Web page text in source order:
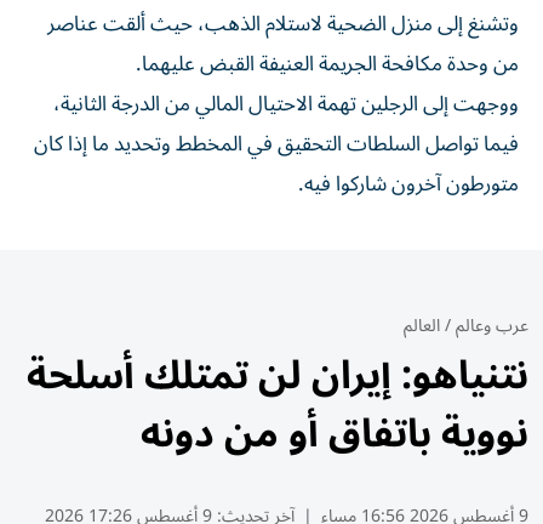
وتشنغ إلى منزل الضحية لاستلام الذهب، حيث ألقت عناصر
من وحدة مكافحة الجريمة العنيفة القبض عليهما.
ووجهت إلى الرجلين تهمة الاحتيال المالي من الدرجة الثانية،
فيما تواصل السلطات التحقيق في المخطط وتحديد ما إذا كان
متورطون آخرون شاركوا فيه.
عرب وعالم/العالم
نتنياهو: إيران لن تمتلك أسلحة
نووية باتفاق أو من دونه
9 أغسطس 2026 16:56 مساء | آخر تحديث:9 أغسطس 17:26 2026